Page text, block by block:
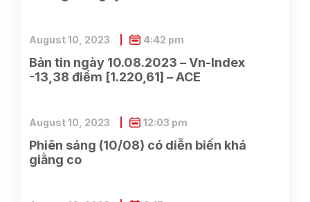
Bản tin ngày 10.08.2023 – Vn-Index
-13,38 điểm [1.220,61] – ACE
August 10, 2023 4:42 pm
Phiên sáng (10/08) có diễn biến khá
giằng co
August 10, 2023 12:03 pm